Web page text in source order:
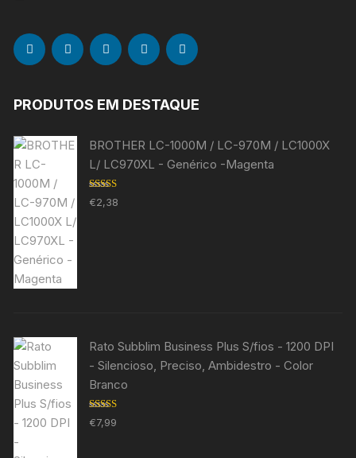
PRODUTOS EM DESTAQUE
BROTHER LC-1000M / LC-970M / LC1000X
L/ LC970XL - Genérico -Magenta
Avaliação
5.00de 5
€2,38
Rato Subblim Business Plus S/fios - 1200 DPI
- Silencioso, Preciso, Ambidestro - Color
Branco
Avaliação
5.00de 5
€7,99